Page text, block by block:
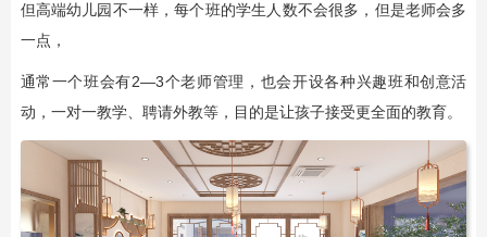
但高端幼儿园不一样，每个班的学生人数不会很多，但是老师会多
一点，
通常一个班会有2—3个老师管理，也会开设各种兴趣班和创意活
动，一对一教学、聘请外教等，目的是让孩子接受更全面的教育。